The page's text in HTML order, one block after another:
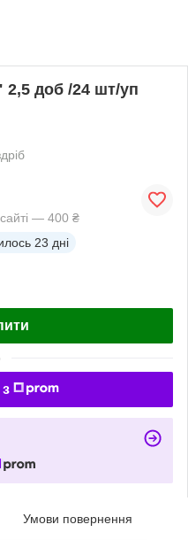
2,5 доб /24 шт/уп
— 400 ₴
23 дні
Умови повернення